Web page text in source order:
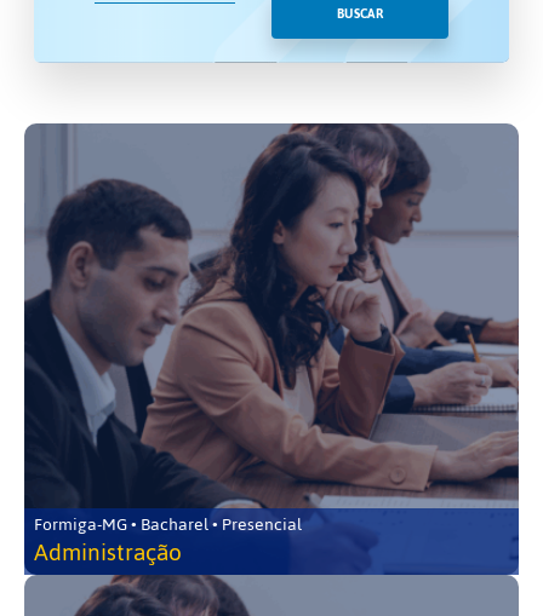
BUSCAR
Formiga-MG • Bacharel • Presencial
Administração